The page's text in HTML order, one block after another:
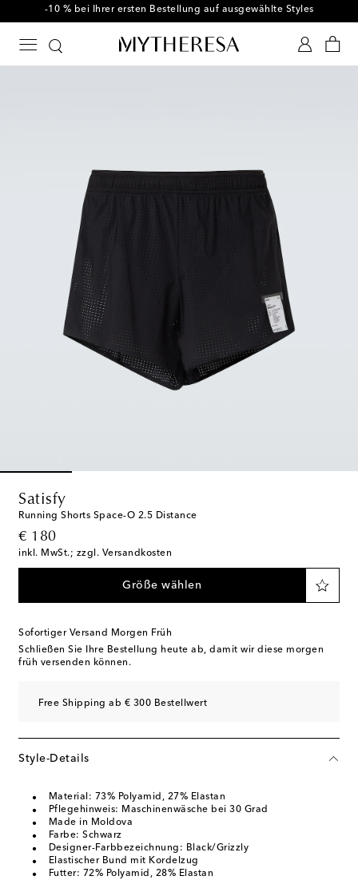
-10 % bei Ihrer ersten Bestellung auf ausgewählte Styles
Satisfy
Running Shorts Space-O 2.5 Distance
€ 180
original price
inkl. MwSt.; zzgl. Versandkosten
Größe wählen
Sofortiger Versand Morgen Früh
Schließen Sie Ihre Bestellung heute ab, damit wir diese morgen
früh versenden können.
Free Shipping ab € 300 Bestellwert
Style-Details
Material: 73% Polyamid, 27% Elastan
Pflegehinweis: Maschinenwäsche bei 30 Grad
Made in Moldova
Farbe: Schwarz
Designer-Farbbezeichnung: Black/Grizzly
Elastischer Bund mit Kordelzug
Futter: 72% Polyamid, 28% Elastan